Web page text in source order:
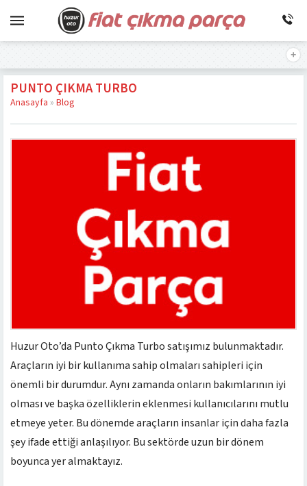
PUNTO ÇIKMA TURBO
Anasayfa » Blog
Huzur Oto’da Punto Çıkma Turbo satışımız bulunmaktadır.
Araçların iyi bir kullanıma sahip olmaları sahipleri için
önemli bir durumdur. Aynı zamanda onların bakımlarının iyi
olması ve başka özelliklerin eklenmesi kullanıcılarını mutlu
etmeye yeter. Bu dönemde araçların insanlar için daha fazla
şey ifade ettiği anlaşılıyor. Bu sektörde uzun bir dönem
boyunca yer almaktayız.